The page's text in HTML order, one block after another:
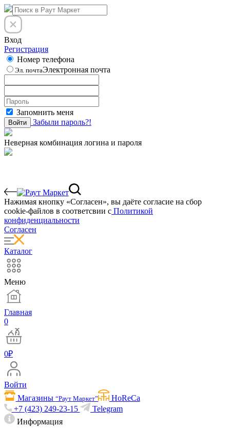
Вход
Регистрация
Номер телефона
Эл. почтаЭлектронная почта
Запомнить меня
Войти Забыли пароль?!
Неверная комбинация логина и пароля
Нажимая кнопку «Согласен», вы даёте cогласие на сбор
cookie-файлов в соответсвии с Политикой
конфиденциальности
Согласен
Каталог
Меню
Главная
0
0₽
Войти
Магазины“Раут Маркет”
HoReCa
+7 (423) 249-23-15
Telegram
Информация